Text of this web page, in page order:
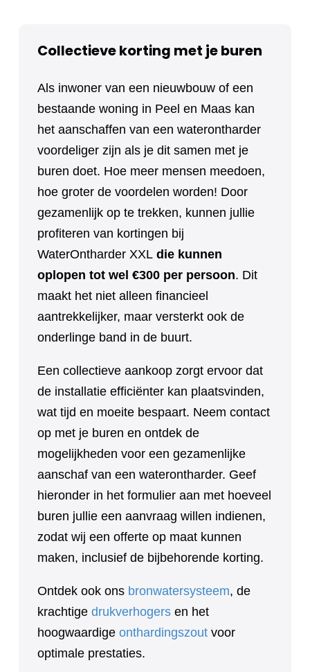
Collectieve korting met je buren
Als inwoner van een nieuwbouw of een
bestaande woning in Peel en Maas kan
het aanschaffen van een waterontharder
voordeliger zijn als je dit samen met je
buren doet. Hoe meer mensen meedoen,
hoe groter de voordelen worden! Door
gezamenlijk op te trekken, kunnen jullie
profiteren van kortingen bij
WaterOntharder XXL die kunnen
oplopen tot wel €300 per persoon. Dit
maakt het niet alleen financieel
aantrekkelijker, maar versterkt ook de
onderlinge band in de buurt.
Een collectieve aankoop zorgt ervoor dat
de installatie efficiënter kan plaatsvinden,
wat tijd en moeite bespaart. Neem contact
op met je buren en ontdek de
mogelijkheden voor een gezamenlijke
aanschaf van een waterontharder. Geef
hieronder in het formulier aan met hoeveel
buren jullie een aanvraag willen indienen,
zodat wij een offerte op maat kunnen
maken, inclusief de bijbehorende korting.
Ontdek ook ons bronwatersysteem, de
krachtige drukverhogers en het
hoogwaardige onthardingszout voor
optimale prestaties.